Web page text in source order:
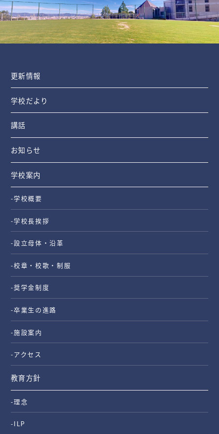
更新情報
学校だより
講話
お知らせ
学校案内
-学校概要
-学校長挨拶
-設立母体・沿革
-校章・校歌・制服
-奨学金制度
-卒業生の進路
-施設案内
-アクセス
教育方針
-理念
-ILP